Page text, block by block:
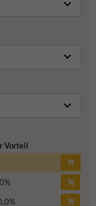
Vorteil
%
%